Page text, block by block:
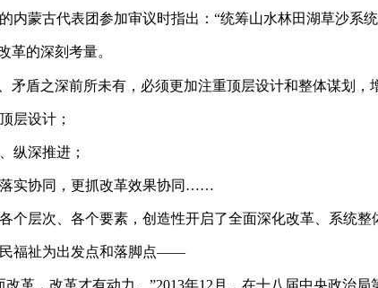
内蒙古代表团参加审议时指出：“统筹山水林田湖草沙系
革的深刻考量。
矛盾之深前所未有，必须更加注重顶层设计和整体谋划，
层设计；
纵深推进；
实协同，更抓改革效果协同 ……
个层次、各个要素，创造性开启了全面深化改革、系统整
福祉为出发点和落脚点——
革，改革才有动力。”2013年12月，在十八届中央政治